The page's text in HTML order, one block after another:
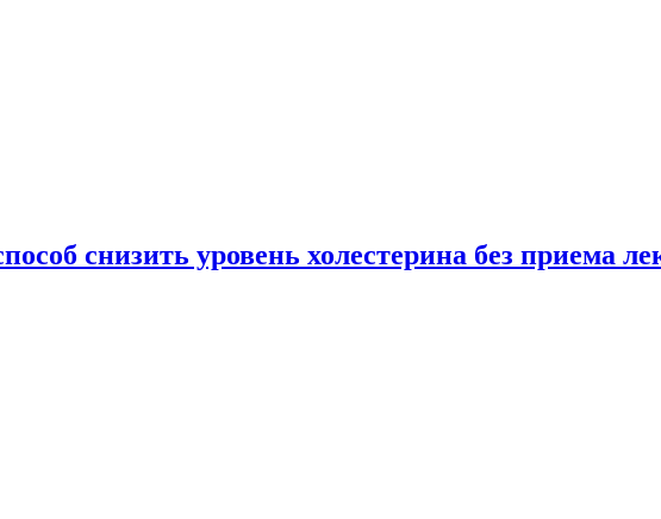
снизить уровень холестерина без приема